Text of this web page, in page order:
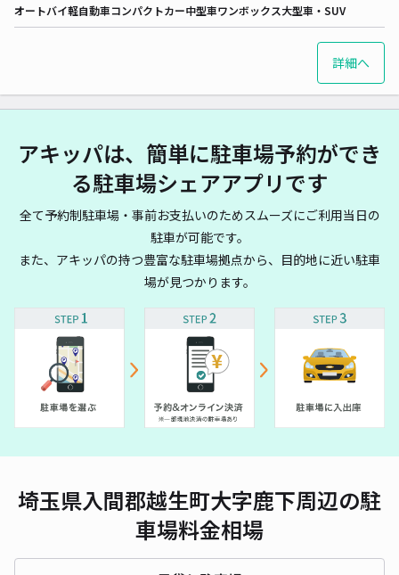
オートバイ軽自動車コンパクトカー中型車ワンボックス大型車・SUV
詳細へ
アキッパは、簡単に駐車場予約ができ
る駐車場シェアアプリです
全て予約制駐車場・事前お支払いのためスムーズにご利用当日の
駐車が可能です。
また、アキッパの持つ豊富な駐車場拠点から、目的地に近い駐車
場が見つかります。
埼玉県入間郡越生町大字鹿下周辺の駐
車場料金相場